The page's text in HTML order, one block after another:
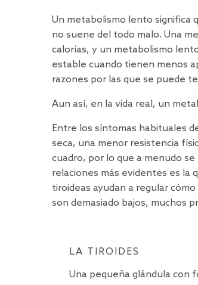
Un metabolismo lento significa
no suene del todo malo. Una
calorías, y un metabolismo
estable cuando tienen menos
razones por las que se puede
Aun así, en la vida real, un
Entre los síntomas habituales
seca, una menor resistencia
cuadro, por lo que a menudo
relaciones más evidentes es la
tiroideas ayudan a regular
son demasiado bajos, muchos
LA TIROIDES
Una pequeña glándula con